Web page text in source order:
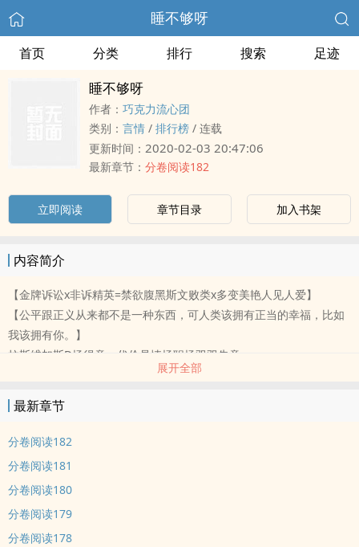
睡不够呀
首页 分类 排行 搜索 足迹
睡不够呀
作者： 巧克力流心团
类别： 言情 / 排行榜 / 连载
更新时间： 2020-02-03 20:47:06
最新章节： 分卷阅读182
立即阅读 章节目录 加入书架
内容简介
【金牌诉讼x非诉精英=禁欲腹黑斯文败类x多变美艳人见人爱】
【公平跟正义从来都不是一种东西，可人类该拥有正当的幸福，比如
我该拥有你。】
拉斯维加斯D场得意，代价是情场职场双双失意。
徐扣弦借醉睡完就跑，被迫回国改头换面讨生活。
邵恩：你酒量这么差，还学别人喝酒？
徐扣弦：酒量差？我啤酒踩箱，白酒两斤，喝酒从来不搞事。
了，知道吗？
徐扣弦三思而后作死道：我觉得你吻技很不错。
邵恩挑眉慢条斯理扯开了领带：那给你继续亲？
徐扣弦边摸边拒绝道：不了不了，我是正经人。
展开全部
最新章节
分卷阅读182
分卷阅读181
分卷阅读180
分卷阅读179
分卷阅读178